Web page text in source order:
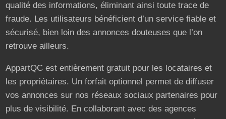
qualité des informations, éliminant ainsi toute trace de
fraude. Les utilisateurs bénéficient d’un service fiable et
sécurisé, bien loin des annonces douteuses que l’on
retrouve ailleurs.
AppartQC est entièrement gratuit pour les locataires et
les propriétaires. Un forfait optionnel permet de diffuser
vos annonces sur nos réseaux sociaux partenaires pour
plus de visibilité. En collaborant avec des agences